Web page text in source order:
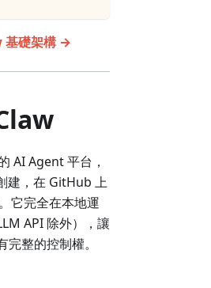
基礎架構 →
AI Agent 平台，
建，在 GitHub 上
。它完全在本地運
API 除外），讓
整的控制權。